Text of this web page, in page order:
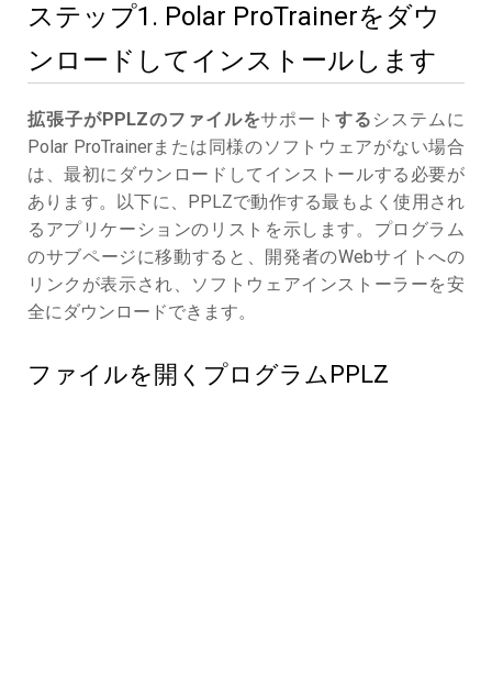
ステップ1. Polar ProTrainerをダウ
ンロードしてインストールします
拡張子がPPLZのファイルをサポートする システムに
Polar ProTrainerまたは同様のソフトウェアがない場合
は、最初にダウンロードしてインストールする必要が
あります。以下に、PPLZで動作する最もよく使用され
るアプリケーションのリストを示します。プログラム
のサブページに移動すると、開発者のWebサイトへの
リンクが表示され、ソフトウェアインストーラーを安
全にダウンロードできます。
ファイルを開くプログラムPPLZ